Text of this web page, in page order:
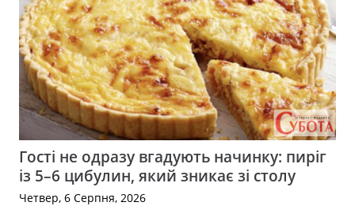
Гості не одразу вгадують начинку: пиріг
із 5–6 цибулин, який зникає зі столу
Четвер, 6 Серпня, 2026